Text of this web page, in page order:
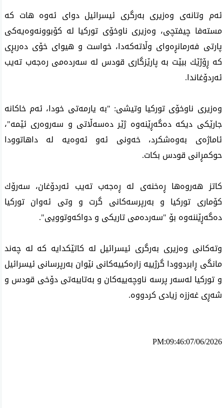
ئه‌م وتانه‌ی وه‌زیری به‌رگری ئیسرائیل دوای ئه‌وه‌ هات كه‌
مسته‌فا چیفتچی، وه‌زیری ناوخۆی توركیا له‌ كۆبوونه‌وه‌یه‌كی
پارتی فه‌رمانڕه‌وای‌ وڵاته‌كه‌دا، خواست و هیوای خۆی ده‌ربڕی
كه‌ ڕۆژێك ببێت به‌ پارێزگاری قودس له‌ سه‌رده‌می ره‌جه‌ب ته‌یب
ئه‌ردۆغاندا.
وه‌زیری ناوخۆی توركیا وتیشی: "به‌ یارمه‌تی خودا، ئه‌م خاكانه‌
جارێكی دیكه‌ ده‌گه‌ڕێنه‌وه‌ ژێر ده‌سه‌ڵاتی و سه‌روه‌ری ئێمه‌"،
ئاماژه‌ی به‌وه‌شكرد، خه‌ونی ئه‌و ئه‌وه‌یه‌ له‌ داهاتوودا
حوكمڕانی قودس بكات.
كاتز هه‌روه‌ها ڕه‌خنه‌ی له‌ ڕه‌جه‌ب ته‌یب ئه‌ردۆغان، سه‌رۆك
كۆماری توركیا و به‌رپرسه‌كانی گرت و وتی ئه‌وان توركیا
ده‌گه‌ڕێننه‌وه‌ بۆ "سه‌رده‌می تاریكی و دواكه‌وتوویی".
وته‌كانی وه‌زیری به‌رگری ئیسرائیل له‌ كاتێكدایه‌ كه‌ له‌ چه‌ند
مانگی ڕابردوودا گرژییه‌ زاره‌كییه‌كانی نێوان به‌رپرسانی ئیسرائیل
و توركیا له‌سه‌ر پرسه‌ ناوچه‌ییه‌كان و به‌تایبه‌تی دۆخی قودس و
شه‌ڕی غه‌ززه‌ زیادی كردووه‌.
PM:09:46:07/06/2026